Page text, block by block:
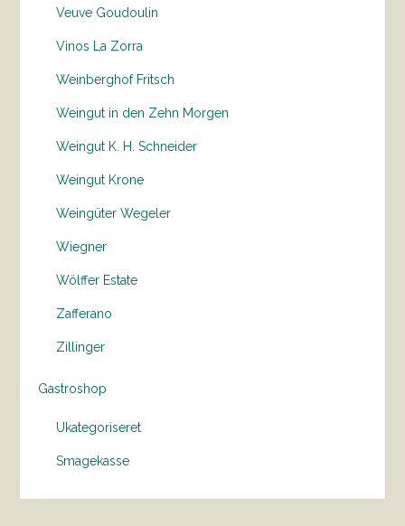
Veuve Goudoulin
Vinos La Zorra
Weinberghof Fritsch
Weingut in den Zehn Morgen
Weingut K. H. Schneider
Weingut Krone
Weingüter Wegeler
Wiegner
Wölffer Estate
Zafferano
Zillinger
Gastroshop
Ukategoriseret
Smagekasse